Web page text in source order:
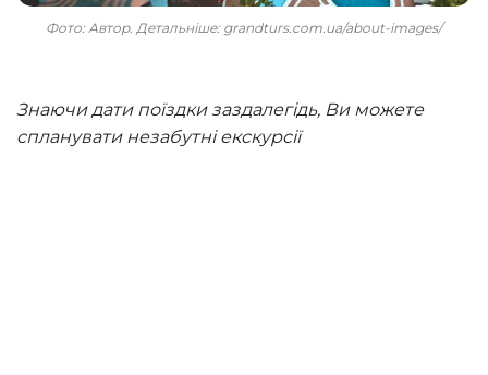
Фото: Автор. Детальніше: grandturs.com.ua/about-images/
Знаючи дати поїздки заздалегідь, Ви можете
спланувати незабутні екскурсії